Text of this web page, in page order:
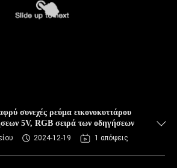
συνεχές ρεύμα εικονοκυττάρου
5V, RGB σειρά των οδηγήσεων
2024-12-19 1 απόψεις